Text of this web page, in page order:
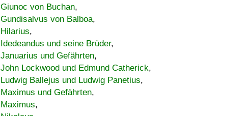
Giunoc von Buchan,
Gundisalvus von Balboa,
Hilarius,
Idedeandus und seine Brüder,
Januarius und Gefährten,
John Lockwood und Edmund Catherick,
Ludwig Ballejus und Ludwig Panetius,
Maximus und Gefährten,
Maximus,